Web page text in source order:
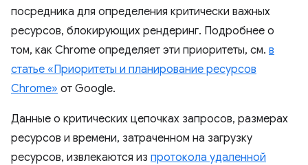
посредника для определения критически важных
ресурсов, блокирующих рендеринг. Подробнее о
том, как Chrome определяет эти приоритеты, см. в
статье «Приоритеты и планирование ресурсов
Chrome» от Google.
Данные о критических цепочках запросов, размерах
ресурсов и времени, затраченном на загрузку
ресурсов, извлекаются из протокола удаленной